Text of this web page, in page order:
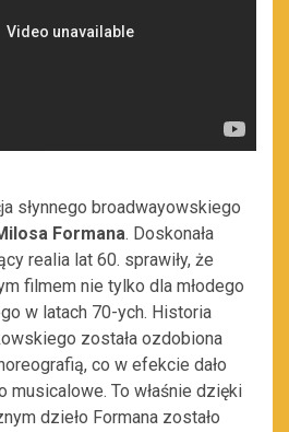
słynnego broadwayowskiego
Formana. Doskonała
realia lat 60. sprawiły, że
filmem nie tylko dla młodego
w latach 70-ych. Historia
została ozdobiona
co w efekcie dało
musicalowe. To właśnie dzięki
dzieło Formana zostało